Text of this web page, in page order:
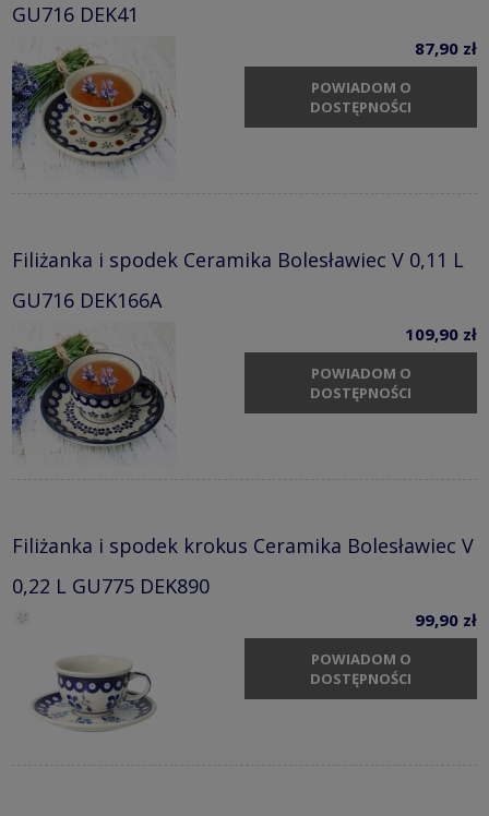
GU716 DEK41
87,90 zł
POWIADOM O
DOSTĘPNOŚCI
Filiżanka i spodek Ceramika Bolesławiec V 0,11 L
GU716 DEK166A
109,90 zł
POWIADOM O
DOSTĘPNOŚCI
Filiżanka i spodek krokus Ceramika Bolesławiec V
0,22 L GU775 DEK890
99,90 zł
POWIADOM O
DOSTĘPNOŚCI